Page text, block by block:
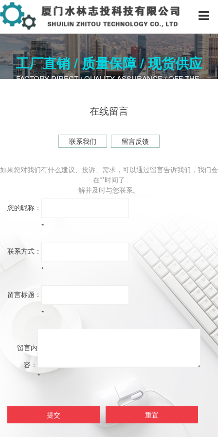
工厂直销 / 质量保障 / 现货供应
FACTORY DIRECT / QUALITY A​SSURANCE / OFF-THE-
在线留言
联系我们 留言反馈
​如果您对我们有什么建议、投诉、需求，可以通过留言告诉我们，我们会
在**时间了
解并及时与您联系。
您的昵称：
*
联系方式：
*
留言标题：
*
留言内
容：
*